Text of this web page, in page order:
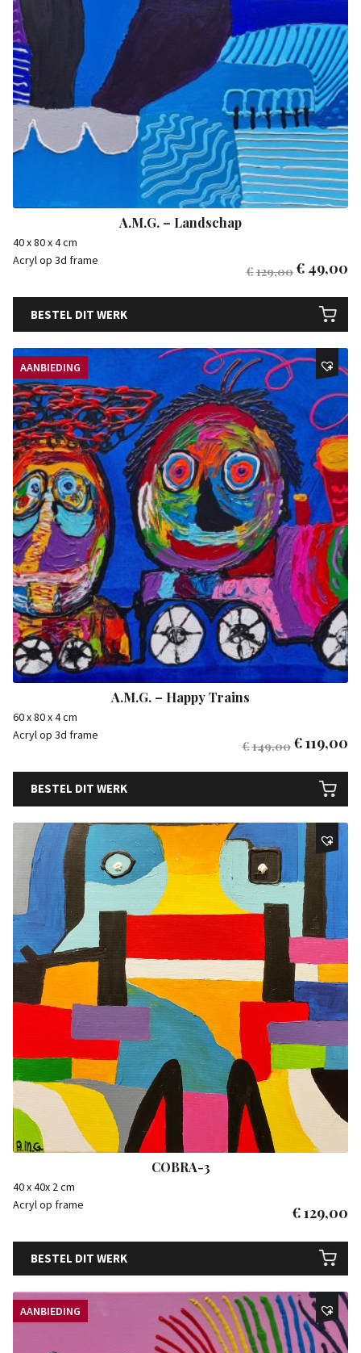
A.M.G. – Landschap
40 x 80 x 4 cm
Acryl op 3d frame
€129,00€ 49,00
BESTEL DIT WERK
AANBIEDING
A.M.G. – Happy Trains
60 x 80 x 4 cm
Acryl op 3d frame
€149,00€119,00
BESTEL DIT WERK
COBRA-3
40 x 40x 2 cm
Acryl op frame
€129,00
BESTEL DIT WERK
AANBIEDING